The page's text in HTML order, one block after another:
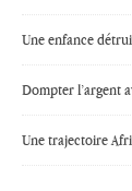
Une enfance
Dompter l’argent
Une trajectoire